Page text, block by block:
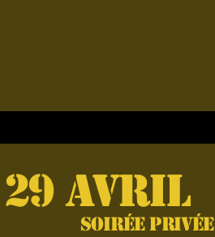
29 avril
soirée privée